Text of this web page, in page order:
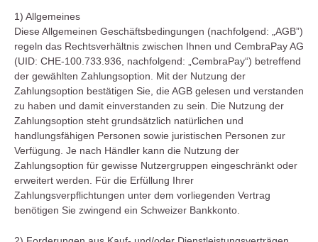
1) Allgemeines
Diese Allgemeinen Geschäftsbedingungen (nachfolgend: „AGB”)
regeln das Rechtsverhältnis zwischen Ihnen und CembraPay AG
(UID: CHE-100.733.936, nachfolgend: „CembraPay“) betreffend
der gewählten Zahlungsoption. Mit der Nutzung der
Zahlungsoption bestätigen Sie, die AGB gelesen und verstanden
zu haben und damit einverstanden zu sein. Die Nutzung der
Zahlungsoption steht grundsätzlich natürlichen und
handlungsfähigen Personen sowie juristischen Personen zur
Verfügung. Je nach Händler kann die Nutzung der
Zahlungsoption für gewisse Nutzergruppen eingeschränkt oder
erweitert werden. Für die Erfüllung Ihrer
Zahlungsverpflichtungen unter dem vorliegenden Vertrag
benötigen Sie zwingend ein Schweizer Bankkonto.